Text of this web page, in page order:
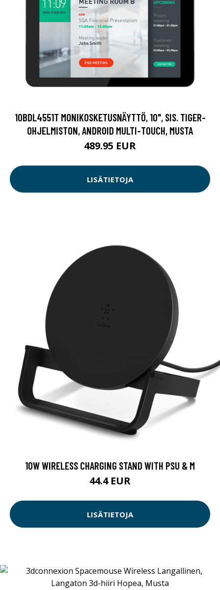
10BDL4551T MONIKOSKETUSNÄYTTÖ, 10", SIS. TIGER-
OHJELMISTON, ANDROID MULTI-TOUCH, MUSTA
489.95 EUR
LISÄTIETOJA
10W WIRELESS CHARGING STAND WITH PSU & M
44.4 EUR
LISÄTIETOJA